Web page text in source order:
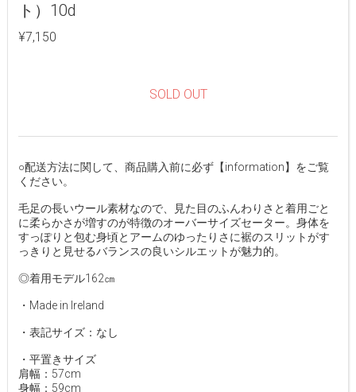
ト）10d
¥7,150
SOLD OUT
○配送方法に関して、商品購入前に必ず【information】をご覧
ください。
毛足の長いウール素材なので、見た目のふんわりさと着用ごと
に柔らかさが増すのが特徴のオーバーサイズセーター。身体を
すっぽりと包む身頃とアームのゆったりさに裾のスリットがす
っきりと見せるバランスの良いシルエットが魅力的。
◎着用モデル162㎝
・Made in Ireland
・表記サイズ：なし
・平置きサイズ
肩幅：57cm
身幅：59cm